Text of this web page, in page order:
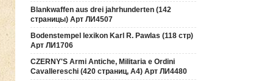
Blankwaffen aus drei jahrhunderten (142
страницы) Арт ЛИ4507
Bodenstempel lexikon Karl R. Pawlas (118 cтр)
Арт ЛИ1706
CZERNY'S Armi Antiche, Militaria e Ordini
Cavallereschi (420 страниц, А4) Арт ЛИ4480